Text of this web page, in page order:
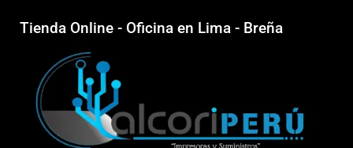
Tienda Online - Oficina en Lima - Breña